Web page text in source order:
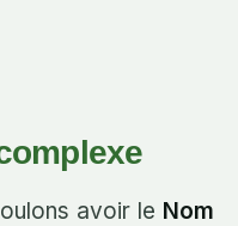
avoir le Nom